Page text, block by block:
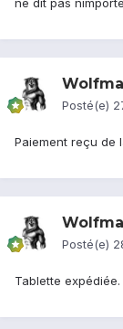
ne dit pas
Posté(e)
Paiement reçu de
Posté(e)
Tablette